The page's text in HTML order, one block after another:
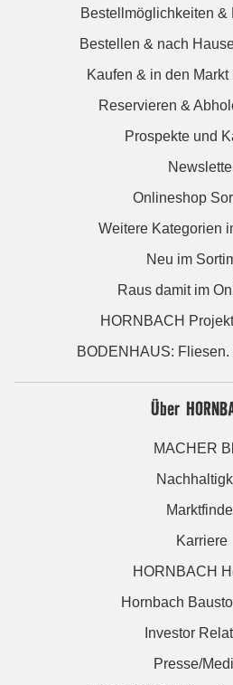
Bestellmöglichkeiten &
Bestellen & nach
Kaufen & in den
Reservieren &
Prospekte und
Onlineshop
Weitere Kategorien
Neu im
Raus damit im
HORNBACH
BODENHAUS:
Über
MACHER
Karriere
HORNBACH
Hornbach
Investor
Presse/